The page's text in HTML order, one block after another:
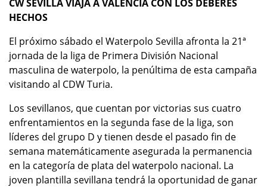
CW SEVILLA VIAJA A VALENCIA CON LOS DEBERES
HECHOS
El próximo sábado el Waterpolo Sevilla afronta la 21ª
jornada de la liga de Primera División Nacional
masculina de waterpolo, la penúltima de esta campaña
visitando al CDW Turia.
Los sevillanos, que cuentan por victorias sus cuatro
enfrentamientos en la segunda fase de la liga, son
líderes del grupo D y tienen desde el pasado fin de
semana matemáticamente asegurada la permanencia
en la categoría de plata del waterpolo nacional. La
joven plantilla sevillana tendrá la oportunidad de ganar